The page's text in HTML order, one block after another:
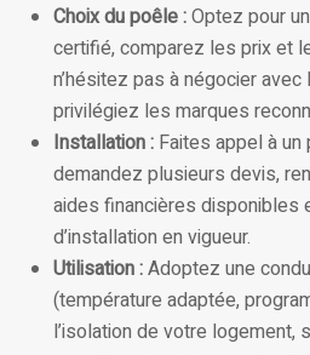
Choix du poêle :Optez pour
certifié, comparez les prix et
n’hésitez pas à négocier
privilégiez les marques
Installation : Faites appel à un
demandez plusieurs devis,
aides financières
d’installation en vigueur.
Utilisation :Adoptez une
(température adaptée,
l’isolation de votre logement,